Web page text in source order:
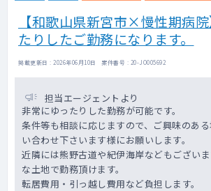
【和歌山県新宮市×慢性期病
たりしたご勤務になります。
掲載更新日 : 2026年06月10日 案件番号 : 20-JO005692
担当エージェントより
非常にゆったりした勤務が可能です。
条件等も相談に応じますので、ご興味のあ
い合わせ下さいます様にお願いします。
近隣には熊野古道や紀伊海岸などもござい
な土地で勤務頂けます。
転居費用・引っ越し費用など負担します。